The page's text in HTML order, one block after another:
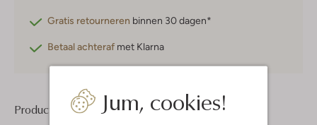
Jum, cookies!
Gratis retourneren binnen 30 dagen*
Betaal achteraf met Klarna
Product informatie